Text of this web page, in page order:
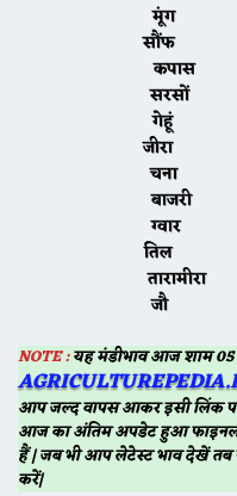
मूंग
तिल
जौ
NOTE :यह मंडीभाव आज शाम
आप जल्द वापस आकर इसी लिंक
आज का अंतिम अपडेट हुआ
हैं | जब भी आप लेटेस्ट भाव देखें तब
करें|